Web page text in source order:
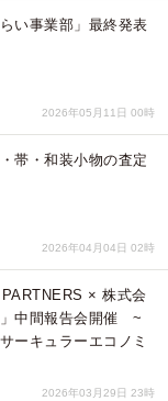
い事業部」最終発表
2026年05月11日 00時
帯・和装小物の査定
2026年04月04日 02時
× 株式会
中間報告会開催 ~
ーキュラーエコノミ
2026年03月29日 23時